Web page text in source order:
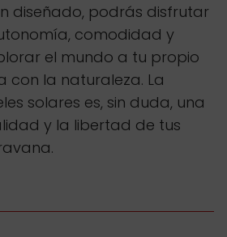
diseñado, podrás disfrutar
comodidad y
el mundo a tu propio
con la naturaleza. La
solares es, sin duda, una
y la libertad de tus